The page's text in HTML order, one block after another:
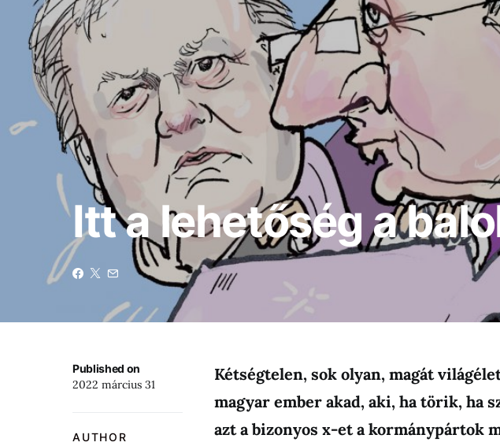
Itt a lehetőség a
Published on
2022 március 31
AUTHOR
Kétségtelen, sok olyan, magát
magyar ember akad, aki, ha törik, ha
azt a bizonyos x-et a kormánypártok